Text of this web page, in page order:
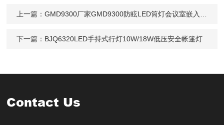
上一篇：GMD9300厂家GMD9300防眩LED筒灯会议室嵌入式安装
下一篇： BJQ6320LED手持式行灯10W/18W低压安全帐篷灯
Contact Us